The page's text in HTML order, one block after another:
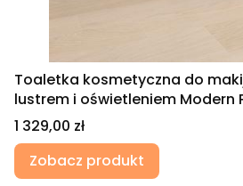
Toaletka kosmetyczna do
lustrem i oświetleniem Modern
Cena
1 329,00 zł
Zobacz produkt